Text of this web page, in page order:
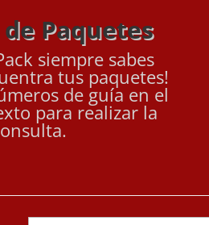
Paquetes
siempre sabes
tus paquetes!
de guía en el
para realizar la